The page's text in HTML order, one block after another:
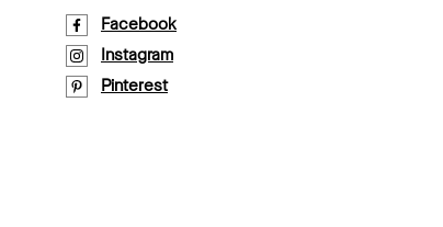
Facebook
Instagram
Pinterest